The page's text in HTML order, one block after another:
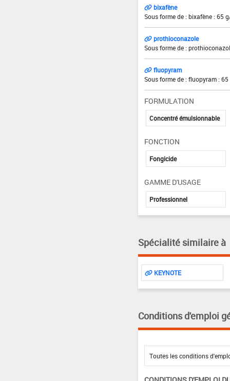
bixafène
Sous forme de : bixafène : 65
prothioconazole
Sous forme de :
fluopyram
Sous forme de : fluopyram : 65
FORMULATION
Concentré émulsionnable
FONCTION
Fongicide
GAMME D'USAGE
Professionnel
Spécialité similaire à
KEYNOTE
Conditions d'emploi